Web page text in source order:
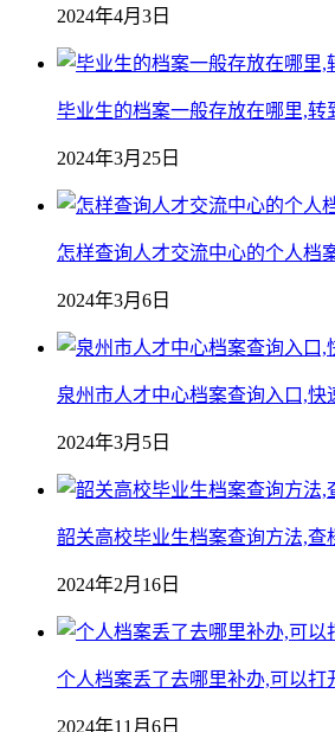
2024年4月3日
毕业生的档案一般存放在哪里,转
2024年3月25日
怎样查询人才交流中心的个人档
2024年3月6日
泉州市人才中心档案查询入口,快
2024年3月5日
韶关高校毕业生档案查询方法,查
2024年2月16日
个人档案丢了去哪里补办,可以打
2024年11月6日